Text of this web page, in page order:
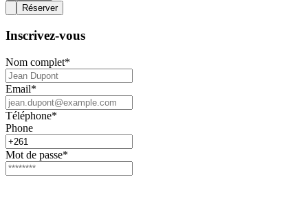
Réserver
Inscrivez-vous
Nom complet*
Email*
Téléphone*
Phone
Mot de passe*